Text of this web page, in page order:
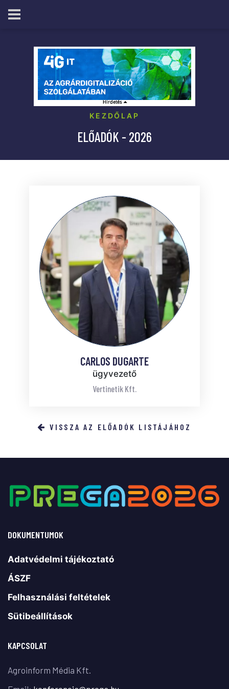
KEZDŐLAP
ELŐADÓK - 2026
CARLOS DUGARTE
ügyvezető
Vertinetik Kft.
VISSZA AZ ELŐADÓK LISTÁJÁHOZ
DOKUMENTUMOK
Adatvédelmi tájékoztató
ÁSZF
Felhasználási feltételek
Sütibeállítások
KAPCSOLAT
Agroinform Média Kft.